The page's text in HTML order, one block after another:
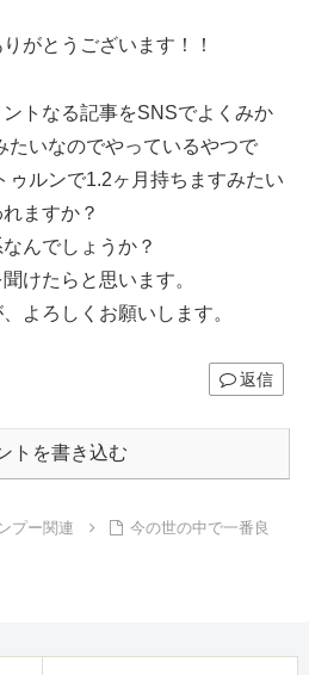
がとうございます！！
トなる記事をSNSでよくみか
たいなのでやっているやつで
ゥルンで1.2ヶ月持ちますみたい
ますか？
んでしょうか？
けたらと思います。
よろしくお願いします。
返信
トを書き込む
プー関連
今の世の中で一番良